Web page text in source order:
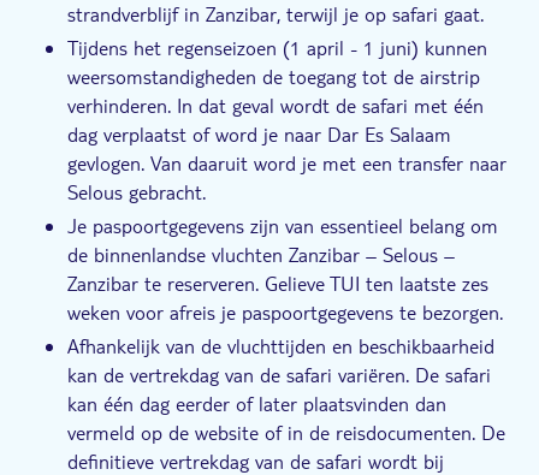
strandverblijf in Zanzibar, terwijl je op safari gaat.
Tijdens het regenseizoen (1 april - 1 juni) kunnen
weersomstandigheden de toegang tot de airstrip
verhinderen. In dat geval wordt de safari met één
dag verplaatst of word je naar Dar Es Salaam
gevlogen. Van daaruit word je met een transfer naar
Selous gebracht.
Je paspoortgegevens zijn van essentieel belang om
de binnenlandse vluchten Zanzibar – Selous –
Zanzibar te reserveren. Gelieve TUI ten laatste zes
weken voor afreis je paspoortgegevens te bezorgen.
Afhankelijk van de vluchttijden en beschikbaarheid
kan de vertrekdag van de safari variëren. De safari
kan één dag eerder of later plaatsvinden dan
vermeld op de website of in de reisdocumenten. De
definitieve vertrekdag van de safari wordt bij